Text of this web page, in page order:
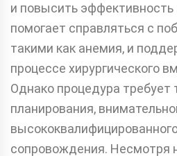
и повысить эффективность
помогает справляться с
такими как анемия, и
процессе хирургического
Однако процедура требует
планирования,
сопровождения. Несмотря